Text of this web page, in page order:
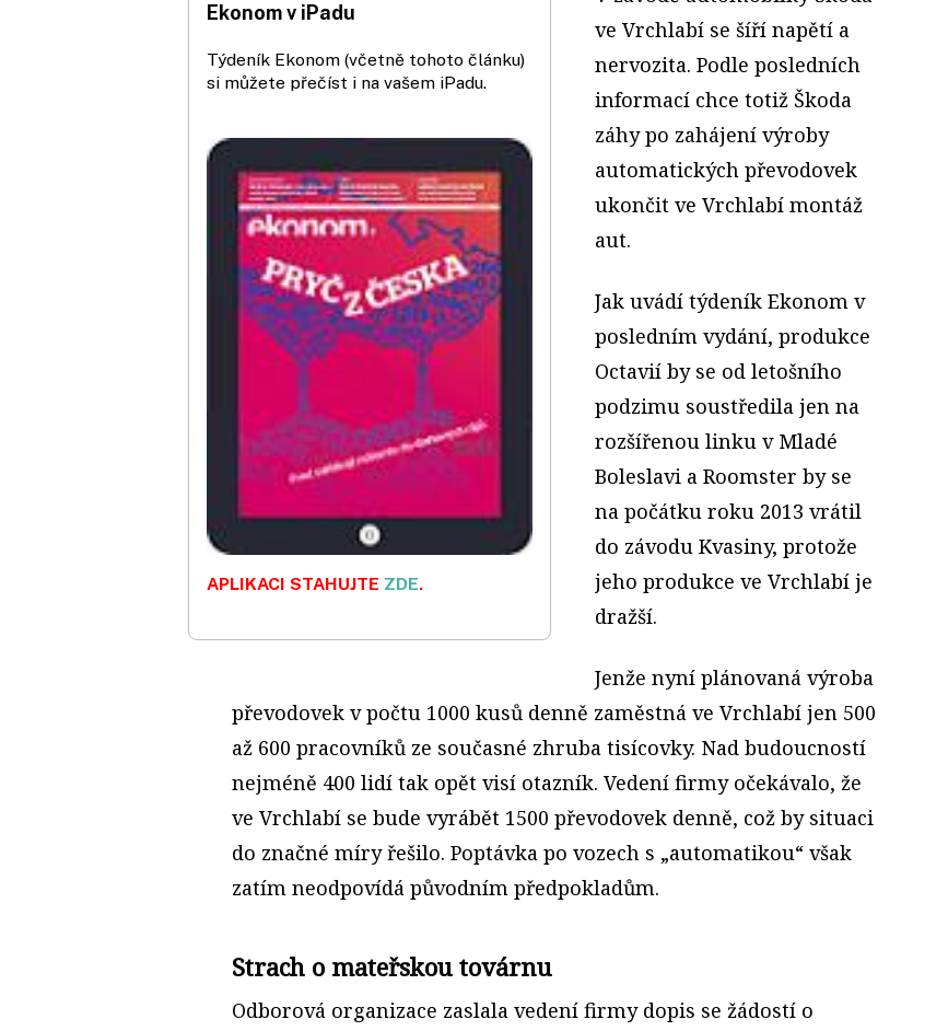
Ekonom v iPadu
Týdeník Ekonom (včetně tohoto článku)
si můžete přečíst i na vašem iPadu.
APLIKACI STAHUJTE ZDE.
ve Vrchlabí se šíří napětí a
nervozita. Podle posledních
informací chce totiž Škoda
záhy po zahájení výroby
automatických převodovek
ukončit ve Vrchlabí montáž
aut.
Jak uvádí týdeník Ekonom v
posledním vydání, produkce
Octavií by se od letošního
podzimu soustředila jen na
rozšířenou linku v Mladé
Boleslavi a Roomster by se
na počátku roku 2013 vrátil
do závodu Kvasiny, protože
jeho produkce ve Vrchlabí je
dražší.
Jenže nyní plánovaná výroba
převodovek v počtu 1000 kusů denně zaměstná ve Vrchlabí jen 500
až 600 pracovníků ze současné zhruba tisícovky. Nad budoucností
nejméně 400 lidí tak opět visí otazník. Vedení firmy očekávalo, že
ve Vrchlabí se bude vyrábět 1500 převodovek denně, což by situaci
do značné míry řešilo. Poptávka po vozech s „automatikou“ však
zatím neodpovídá původním předpokladům.
Strach o mateřskou továrnu
Odborová organizace zaslala vedení firmy dopis se žádostí o